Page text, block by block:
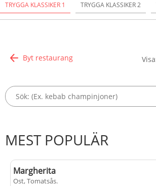
TRYGGA KLASSIKER 1 TRYGGA KLASSIKER 2
Byt restaurang
MEST POPULÄR
Margherita
Ost, Tomatsås.